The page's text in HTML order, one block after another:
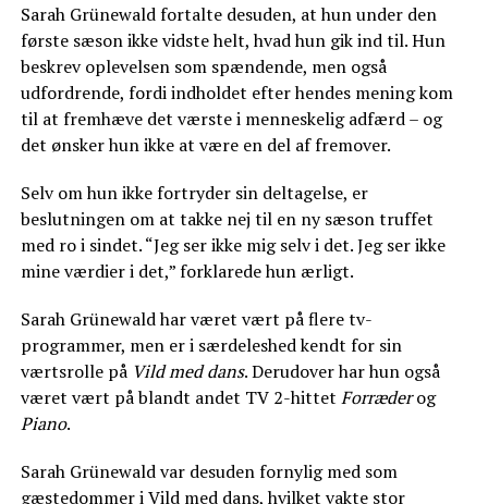
Sarah Grünewald fortalte desuden, at hun under den
første sæson ikke vidste helt, hvad hun gik ind til. Hun
beskrev oplevelsen som spændende, men også
udfordrende, fordi indholdet efter hendes mening kom
til at fremhæve det værste i menneskelig adfærd – og
det ønsker hun ikke at være en del af fremover.
Selv om hun ikke fortryder sin deltagelse, er
beslutningen om at takke nej til en ny sæson truffet
med ro i sindet. “Jeg ser ikke mig selv i det. Jeg ser ikke
mine værdier i det,” forklarede hun ærligt.
Sarah Grünewald har været vært på flere tv-
programmer, men er i særdeleshed kendt for sin
værtsrolle på Vild med dans. Derudover har hun også
været vært på blandt andet TV 2-hittet Forræderog
Piano.
Sarah Grünewald var desuden fornylig med som
gæstedommer i Vild med dans, hvilket vakte stor